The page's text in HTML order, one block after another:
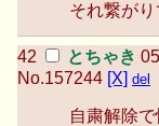
それ繋が
とちゃき
No.157244 [X] del
自粛解除